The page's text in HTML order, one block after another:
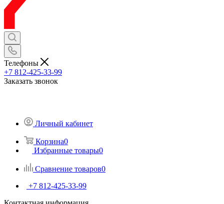
Телефоны
+7 812-425-33-99
Заказать звонок
Личный кабинет
Корзина0
Избранные товары0
Сравнение товаров0
+7 812-425-33-99